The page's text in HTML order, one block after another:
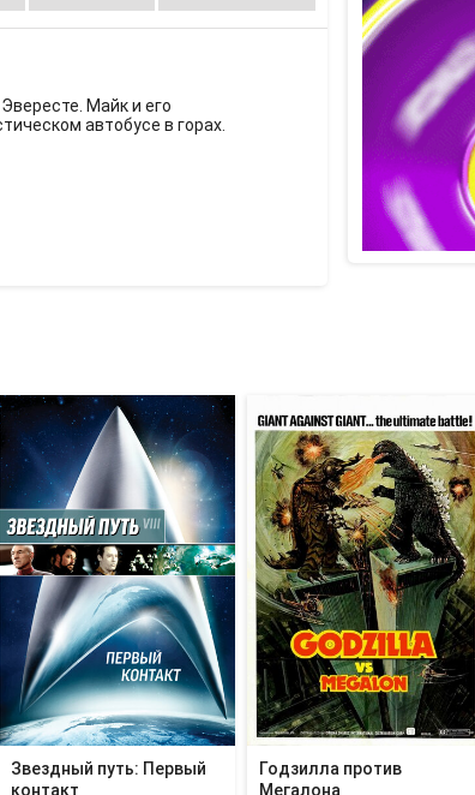
Майк и его
автобусе в горах.
Звездный путь: Первый
контакт
Годзилла против
Мегалона